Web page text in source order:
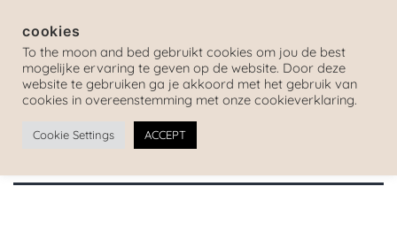
cookies
To the moon and bed gebruikt cookies om jou de best
mogelijke ervaring te geven op de website. Door deze
website te gebruiken ga je akkoord met het gebruik van
cookies in overeenstemming met onze cookieverklaring.
Cookie Settings ACCEPT